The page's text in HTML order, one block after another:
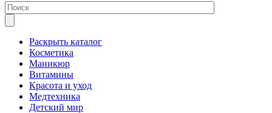
Раскрыть каталог
Косметика
Маникюр
Витамины
Красота и уход
Медтехника
Детский мир